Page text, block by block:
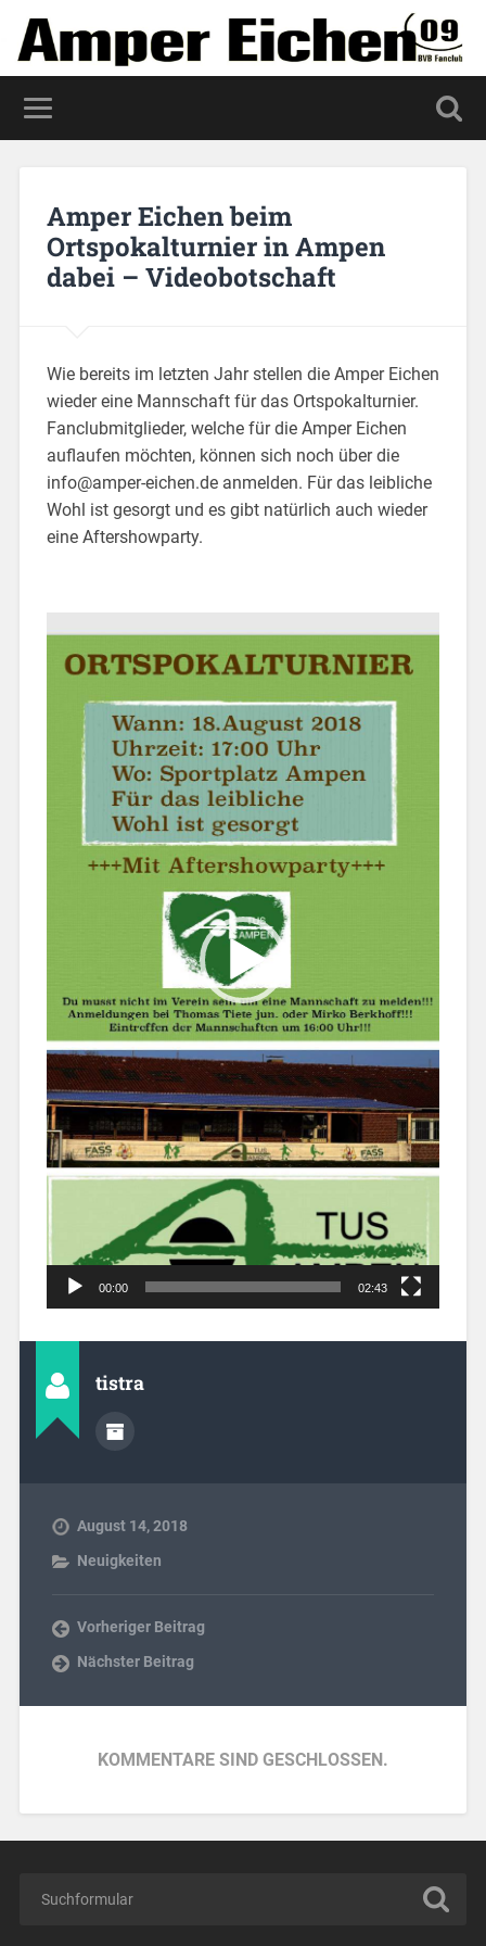
Amper Eichen beim
Ortspokalturnier in Ampen
dabei – Videobotschaft
Wie bereits im letzten Jahr stellen die Amper Eichen
wieder eine Mannschaft für das Ortspokalturnier.
Fanclubmitglieder, welche für die Amper Eichen
auflaufen möchten, können sich noch über die
info@amper-eichen.de anmelden. Für das leibliche
Wohl ist gesorgt und es gibt natürlich auch wieder
eine Aftershowparty.
Player
00:00 02:43
tistra
August 14, 2018
Neuigkeiten
Vorheriger Beitrag
Nächster Beitrag
KOMMENTARE SIND GESCHLOSSEN.